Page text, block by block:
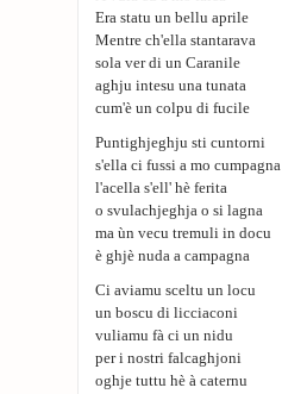
Era statu un bellu aprile
Mentre ch'ella stantarava
sola ver di un Caranile
aghju intesu una tunata
cum'è un colpu di fucile
Puntighjeghju sti cuntorni
s'ella ci fussi a mo cumpagna
l'acella s'ell' hè ferita
o svulachjeghja o si lagna
ma ùn vecu tremuli in docu
è ghjè nuda a campagna
Ci aviamu sceltu un locu
un boscu di licciaconi
vuliamu fà ci un nidu
per i nostri falcaghjoni
oghje tuttu hè à caternu